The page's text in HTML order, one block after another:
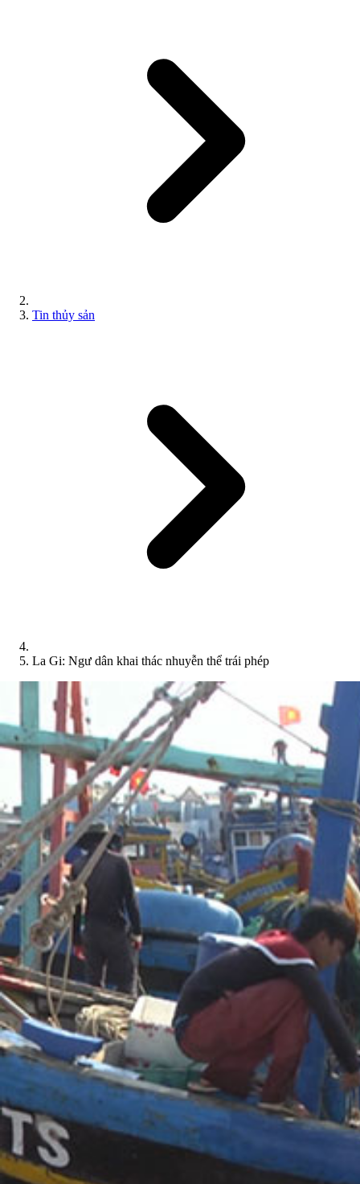
Tin thủy sản
La Gi: Ngư dân khai thác nhuyễn thể trái phép